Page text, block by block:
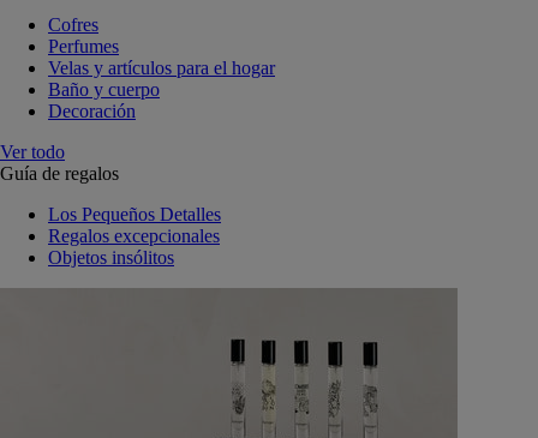
Cofres
Perfumes
Velas y artículos para el hogar
Baño y cuerpo
Decoración
Ver todo
Guía de regalos
Los Pequeños Detalles
Regalos excepcionales
Objetos insólitos